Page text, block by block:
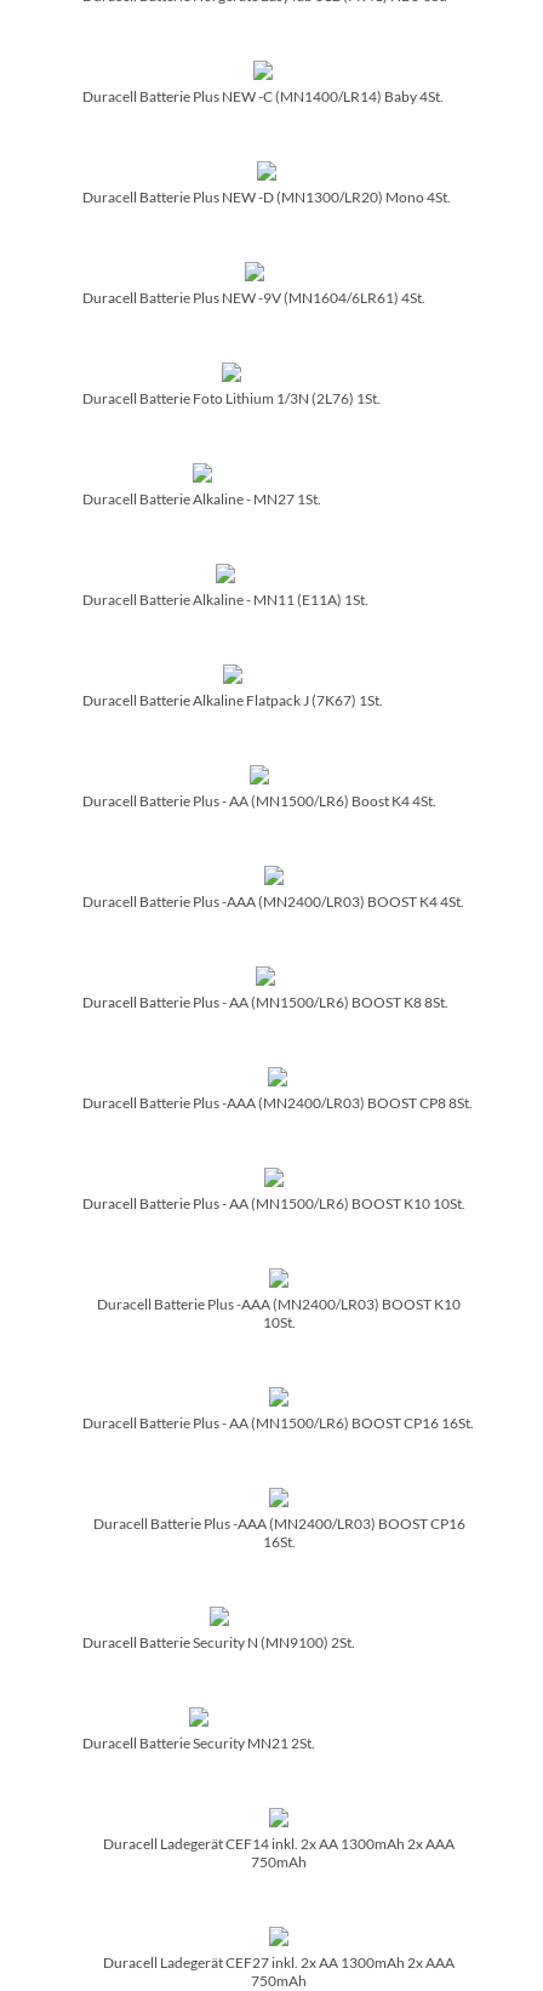
Duracell Batterie Plus NEW -C (MN1400/­LR14) Baby 4St.
Duracell Batterie Plus NEW -D (MN1300/­LR20) Mono 4St.
Duracell Batterie Plus NEW -9V (MN1604/­6LR61) 4St.
Duracell Batterie Foto Lithium 1/­3N (2L76) 1St.
Duracell Batterie Alkaline - MN27 1St.
Duracell Batterie Alkaline - MN11 (E11A) 1St.
Duracell Batterie Alkaline Flatpack J (7K67) 1St.
Duracell Batterie Plus - AA (MN1500/­LR6) Boost K4 4St.
Duracell Batterie Plus -AAA (MN2400/­LR03) BOOST K4 4St.
Duracell Batterie Plus - AA (MN1500/­LR6) BOOST K8 8St.
Duracell Batterie Plus -AAA (MN2400/­LR03) BOOST CP8 8St.
Duracell Batterie Plus - AA (MN1500/­LR6) BOOST K10 10St.
Duracell Batterie Plus -AAA (MN2400/­LR03) BOOST K10
10St.
Duracell Batterie Plus - AA (MN1500/­LR6) BOOST CP16 16St.
Duracell Batterie Plus -AAA (MN2400/­LR03) BOOST CP16
16St.
Duracell Batterie Security N (MN9100) 2St.
Duracell Batterie Security MN21 2St.
Duracell Ladegerät CEF14 inkl. 2x AA 1300mAh 2x AAA
750mAh
Duracell Ladegerät CEF27 inkl. 2x AA 1300mAh 2x AAA
750mAh